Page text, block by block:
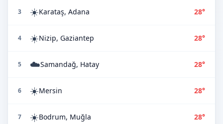
3 ☀️Karataş, Adana 28°
4 ☀️Nizip, Gaziantep 28°
5 ☁️Samandağ, Hatay 28°
6 ☀️Mersin 28°
7 ☀️Bodrum, Muğla 28°